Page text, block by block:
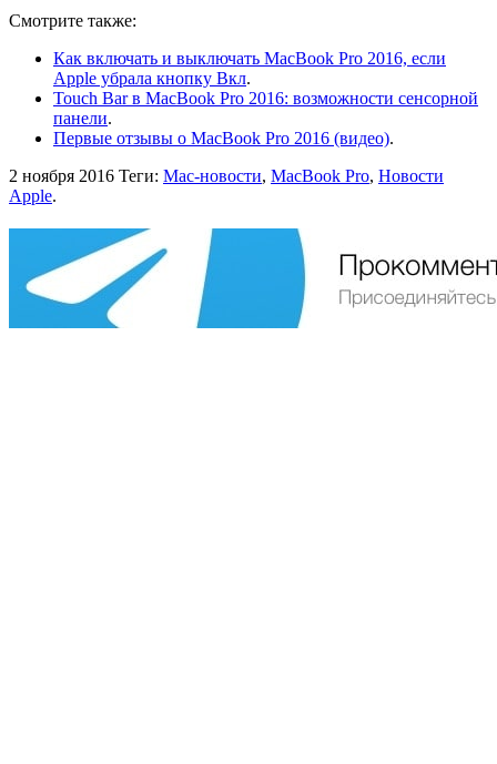
Смотрите также:
Как включать и выключать MacBook Pro 2016, если
Apple убрала кнопку Вкл.
Touch Bar в MacBook Pro 2016: возможности сенсорной
панели.
Первые отзывы о MacBook Pro 2016 (видео).
2 ноября 2016 Теги: Mac-новости, MacBook Pro, Новости
Apple.